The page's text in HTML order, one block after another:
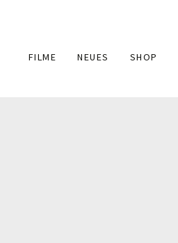
Main
FILME NEUES SHOP